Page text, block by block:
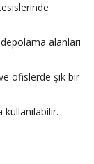
depolama alanları
ofislerde şık bir